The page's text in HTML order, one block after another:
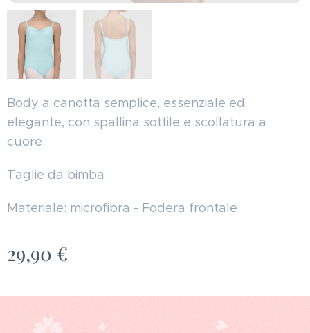
Body a canotta semplice, essenziale ed
elegante, con spallina sottile e scollatura a
cuore.
Taglie da bimba
Materiale: microfibra - Fodera frontale
29,90 €